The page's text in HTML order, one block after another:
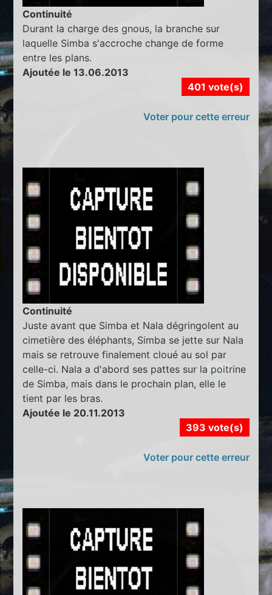
Continuité
Durant la charge des gnous, la branche sur
laquelle Simba s'accroche change de forme
entre les plans.
Ajoutée le 13.06.2013
401 vote(s)
Voter pour cette erreur
Continuité
Juste avant que Simba et Nala dégringolent au
cimetière des éléphants, Simba se jette sur Nala
mais se retrouve finalement cloué au sol par
celle-ci. Nala a d'abord ses pattes sur la poitrine
de Simba, mais dans le prochain plan, elle le
tient par les bras.
Ajoutée le 20.11.2013
393 vote(s)
Voter pour cette erreur